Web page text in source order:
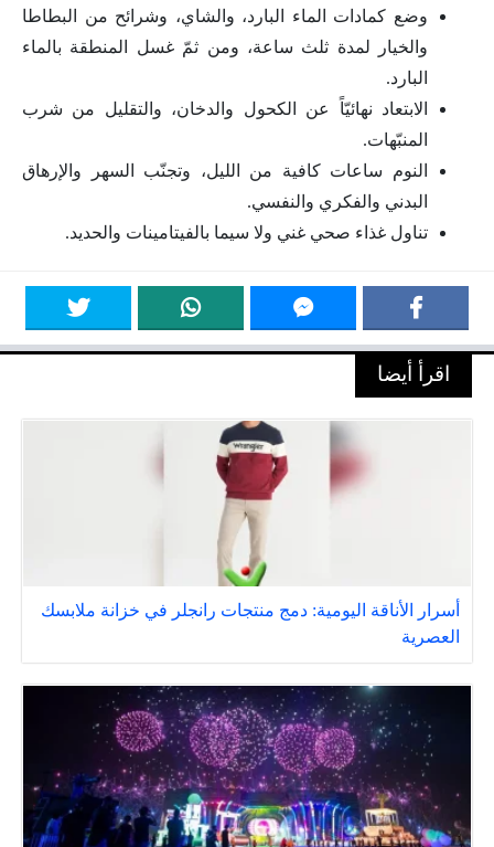
وضع كمادات الماء البارد، والشاي، وشرائح من البطاطا
والخيار لمدة ثلث ساعة، ومن ثمّ غسل المنطقة بالماء
البارد.
الابتعاد نهائيّاً عن الكحول والدخان، والتقليل من شرب
المنبّهات.
النوم ساعات كافية من الليل، وتجنّب السهر والإرهاق
البدني والفكري والنفسي.
تناول غذاء صحي غني ولا سيما بالفيتامينات والحديد.
اقرأ أيضا
أسرار الأناقة اليومية: دمج منتجات رانجلر في خزانة ملابسك
العصرية